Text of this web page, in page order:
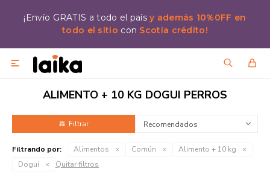
¡Envío GRATIS a todo el paísy además 10%0FF en
todo el sitio con Scotia crédito!

ALIMENTO + 10 KG DOGUI PERROS
Recomendados
Filtrando por: Alimentos Común
Alimento + 10 kg
Dogui
Quitar filtros